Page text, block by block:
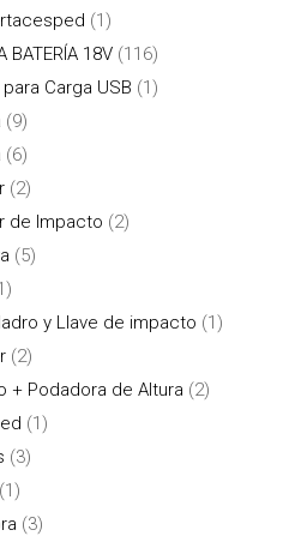
(1)
BATERÍA 18V (116)
Carga USB (1)
(9)
(6)
(2)
de Impacto (2)
(5)
y Llave de impacto (1)
(2)
+ Podadora de Altura (2)
(1)
(3)
(1)
(3)